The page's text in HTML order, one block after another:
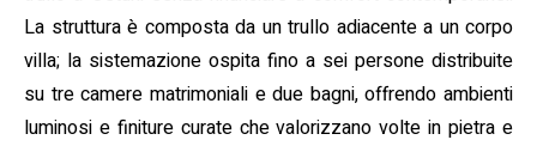
La struttura è composta da un trullo adiacente a un corpo
villa; la sistemazione ospita fino a sei persone distribuite
su tre camere matrimoniali e due bagni, offrendo ambienti
luminosi e finiture curate che valorizzano volte in pietra e